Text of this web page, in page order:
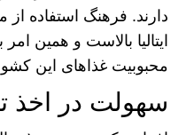
دارند. فرهنگ استفاده از
ایتالیا بالاست و همین
محبوبیت غذا‌های این
سهولت در اخذ